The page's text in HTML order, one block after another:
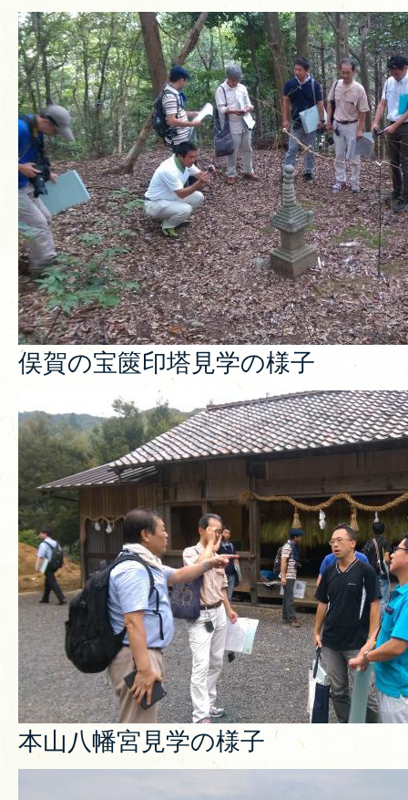
俣賀の宝篋印塔見学の様子
本山八幡宮見学の様子